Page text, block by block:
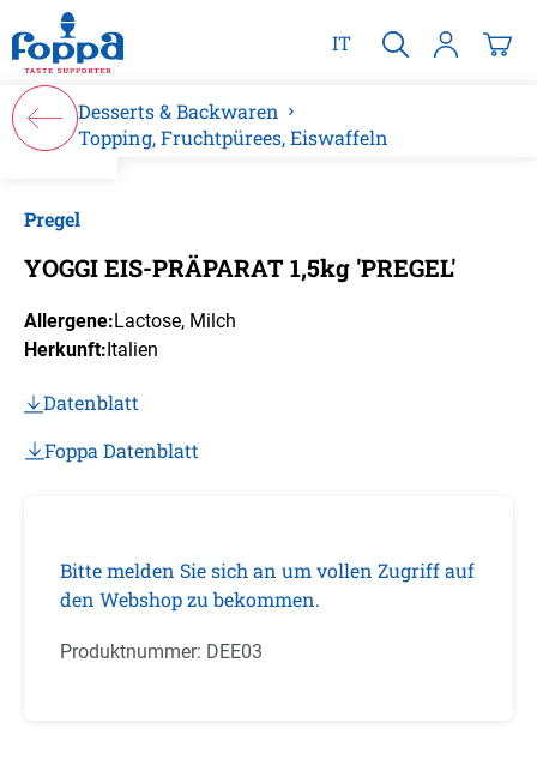
springen
IT
Desserts & Backwaren
Topping, Fruchtpürees, Eiswaffeln
Pregel
YOGGI EIS-PRÄPARAT 1,5kg 'PREGEL'
Allergene:Lactose, Milch
Herkunft:Italien
Datenblatt
Foppa Datenblatt
Bitte melden Sie sich an um vollen Zugriff auf
den Webshop zu bekommen.
Produktnummer: DEE03